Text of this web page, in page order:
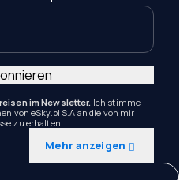
im Newsletter. Ich stimme
von eSky.pl S.A an die von mir
zu erhalten.
Mehr anzeigen